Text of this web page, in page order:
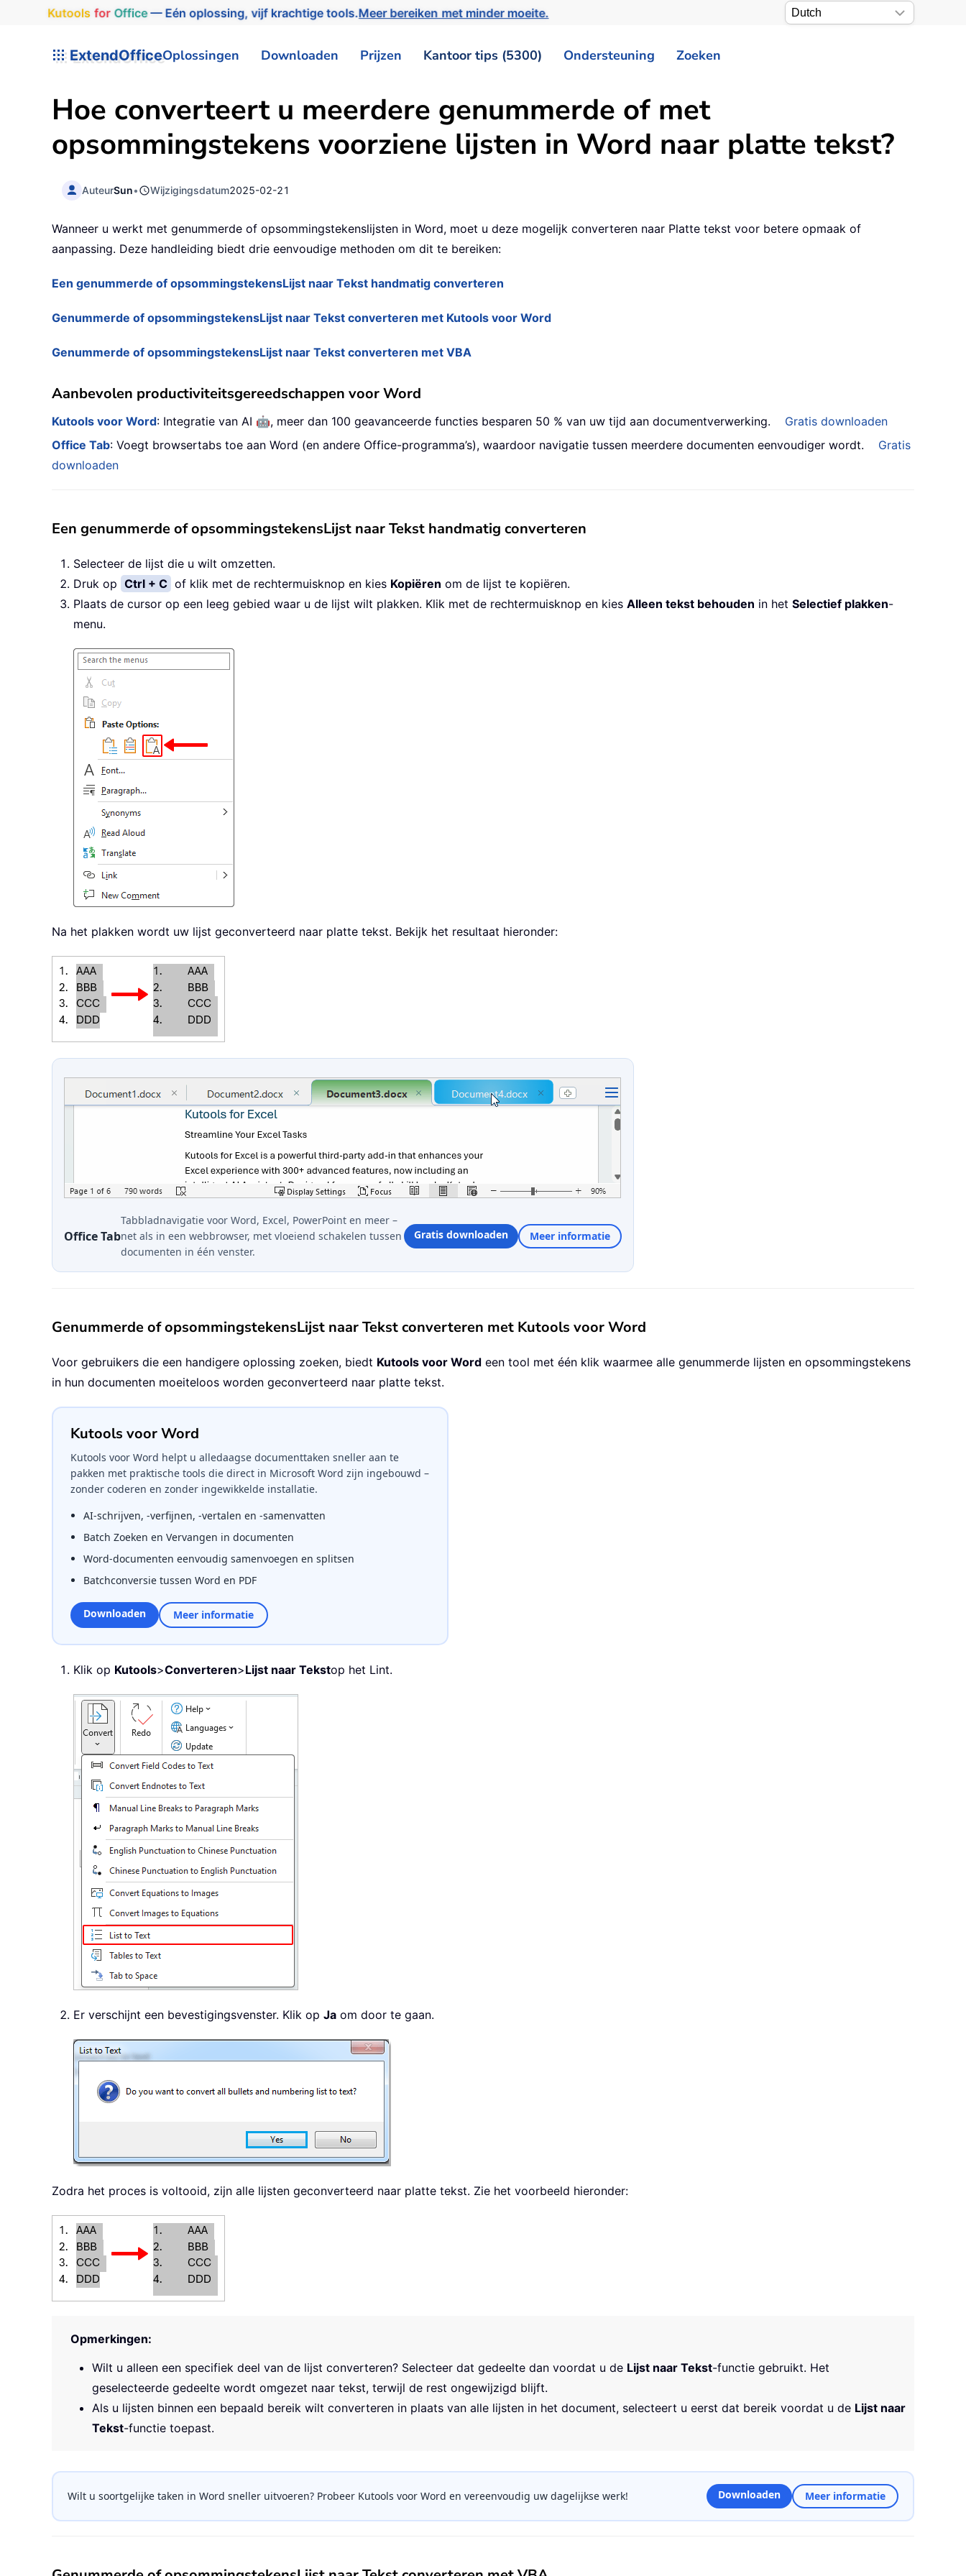
Kutools for Office— Eén oplossing, vijf krachtige tools.Meer bereiken met minder moeite.
ExtendOfficeOplossingen Downloaden Prijzen Kantoor tips (5300) Ondersteuning Zoeken
Hoe converteert u meerdere genummerde of met
opsommingstekens voorziene lijsten in Word naar platte tekst?
AuteurSun• Wijzigingsdatum2025-02-21
Wanneer u werkt met genummerde of opsommingstekenslijsten in Word, moet u deze mogelijk converteren naar Platte tekst voor betere opmaak of
aanpassing. Deze handleiding biedt drie eenvoudige methoden om dit te bereiken:
Een genummerde of opsommingstekensLijst naar Tekst handmatig converteren
Genummerde of opsommingstekensLijst naar Tekst converteren met Kutools voor Word
Genummerde of opsommingstekensLijst naar Tekst converteren met VBA
Aanbevolen productiviteitsgereedschappen voor Word
Kutools voor Word: Integratie van AI 🤖, meer dan 100 geavanceerde functies besparen 50 % van uw tijd aan documentverwerking.
Gratis downloaden
Office Tab: Voegt browsertabs toe aan Word (en andere Office-programma’s), waardoor navigatie tussen meerdere documenten eenvoudiger wordt.
Gratis
downloaden
Een genummerde of opsommingstekensLijst naar Tekst handmatig converteren
Selecteer de lijst die u wilt omzetten.
Druk op Ctrl + C of klik met de rechtermuisknop en kies Kopiëren om de lijst te kopiëren.
Plaats de cursor op een leeg gebied waar u de lijst wilt plakken. Klik met de rechtermuisknop en kies Alleen tekst behouden in het Selectief plakken-
menu.
Na het plakken wordt uw lijst geconverteerd naar platte tekst. Bekijk het resultaat hieronder:
Office Tab
Tabbladnavigatie voor Word, Excel, PowerPoint en meer –
net als in een webbrowser, met vloeiend schakelen tussen
documenten in één venster.
Gratis downloaden Meer informatie
Genummerde of opsommingstekensLijst naar Tekst converteren met Kutools voor Word
Voor gebruikers die een handigere oplossing zoeken, biedt Kutools voor Word een tool met één klik waarmee alle genummerde lijsten en opsommingstekens
in hun documenten moeiteloos worden geconverteerd naar platte tekst.
Kutools voor Word
Kutools voor Word helpt u alledaagse documenttaken sneller aan te
pakken met praktische tools die direct in Microsoft Word zijn ingebouwd –
zonder coderen en zonder ingewikkelde installatie.
AI-schrijven, -verfijnen, -vertalen en -samenvatten
Batch Zoeken en Vervangen in documenten
Word-documenten eenvoudig samenvoegen en splitsen
Batchconversie tussen Word en PDF
Downloaden Meer informatie
Klik op Kutools>Converteren>Lijst naar Tekstop het Lint.
Er verschijnt een bevestigingsvenster. Klik op Ja om door te gaan.
Zodra het proces is voltooid, zijn alle lijsten geconverteerd naar platte tekst. Zie het voorbeeld hieronder:
Opmerkingen:
Wilt u alleen een specifiek deel van de lijst converteren? Selecteer dat gedeelte dan voordat u de Lijst naar Tekst-functie gebruikt. Het
geselecteerde gedeelte wordt omgezet naar tekst, terwijl de rest ongewijzigd blijft.
Als u lijsten binnen een bepaald bereik wilt converteren in plaats van alle lijsten in het document, selecteert u eerst dat bereik voordat u de Lijst naar
Tekst-functie toepast.
Wilt u soortgelijke taken in Word sneller uitvoeren? Probeer Kutools voor Word en vereenvoudig uw dagelijkse werk! Downloaden Meer informatie